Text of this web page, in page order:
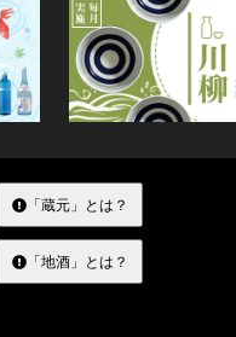
「蔵元」とは？
「地酒」とは？